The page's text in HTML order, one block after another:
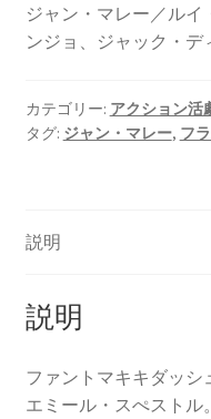
ジャン・マレー／ル
ンジョ、ジャック・
カテゴリー: アクション活
タグ: ジャン・マレー, フ
説明
説明
ファントマキキダッシ
エミール・スぺスト